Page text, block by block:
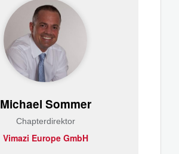
Michael Sommer
Chapterdirektor
Vimazi Europe GmbH